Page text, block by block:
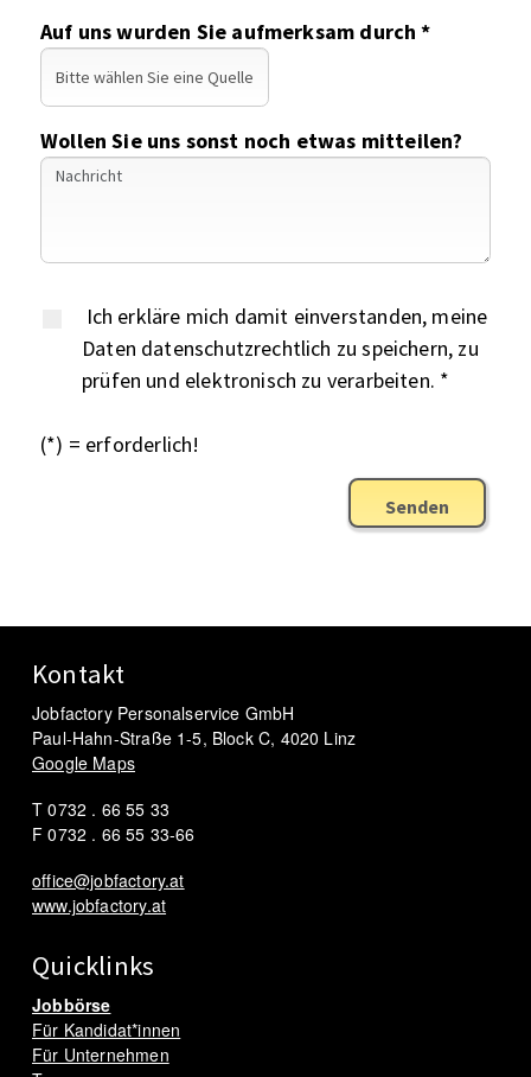
Auf uns wurden Sie aufmerksam durch *
Wollen Sie uns sonst noch etwas mitteilen?
Ich erkläre mich damit einverstanden, meine
Daten datenschutzrechtlich zu speichern, zu
prüfen und elektronisch zu verarbeiten. *
(*) = erforderlich!
Senden
Kontakt
Jobfactory Personalservice GmbH
Paul-Hahn-Straße 1-5, Block C, 4020 Linz
Google Maps
T 0732 . 66 55 33
F 0732 . 66 55 33-66
office@jobfactory.at
www.jobfactory.at
Quicklinks
Jobbörse
Für Kandidat*innen
Für Unternehmen